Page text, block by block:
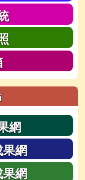
網
網
網